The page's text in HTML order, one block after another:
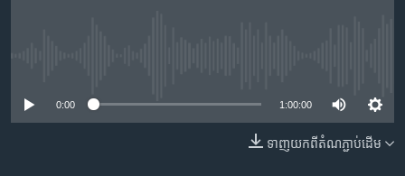
រចនា
កម្មវិធីទាំងអស់
0:00 1:00:00
ទាញ​យក​ពី​តំណភ្ជាប់​ដើម